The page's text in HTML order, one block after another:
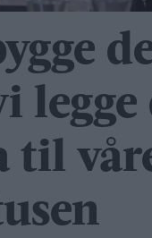
legge
til